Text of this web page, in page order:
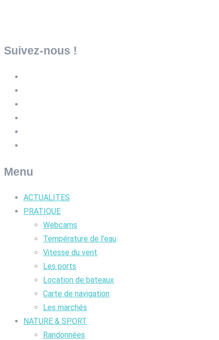
Suivez-nous !
Menu
ACTUALITES
PRATIQUE
Webcams
Température de l’eau
Vitesse du vent
Les ports
Location de bateaux
Carte de navigation
Les marchés
NATURE & SPORT
Randonnées